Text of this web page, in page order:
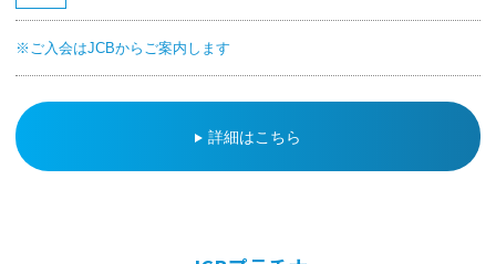
ご入会はJCBからご案内します
詳細はこちら